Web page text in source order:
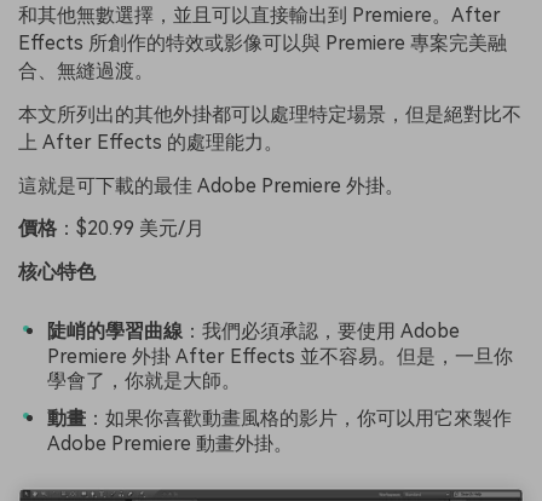
和其他無數選擇，並且可以直接輸出到 Premiere。After
Effects 所創作的特效或影像可以與 Premiere 專案完美融
合、無縫過渡。
本文所列出的其他外掛都可以處理特定場景，但是絕對比不
上 After Effects 的處理能力。
這就是可下載的最佳 Adobe Premiere 外掛。
價格 ：$20.99 美元/月
核心特色
陡峭的學習曲線 ：我們必須承認，要使用 Adobe
Premiere 外掛 After Effects 並不容易。但是，一旦你
學會了，你就是大師。
動畫 ：如果你喜歡動畫風格的影片，你可以用它來製作
Adobe Premiere 動畫外掛。